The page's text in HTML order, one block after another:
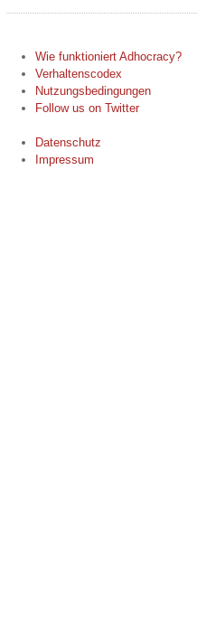
Wie funktioniert Adhocracy?
Verhaltenscodex
Nutzungsbedingungen
Follow us on Twitter
Datenschutz
Impressum